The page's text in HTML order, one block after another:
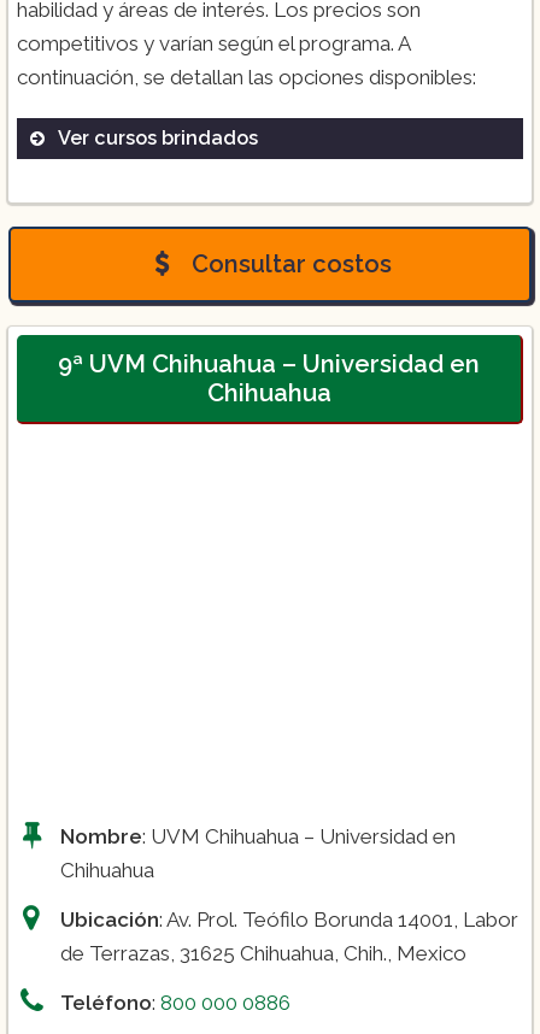
habilidad y áreas de interés. Los precios son
competitivos y varían según el programa. A
continuación, se detallan las opciones disponibles:
Ver cursos brindados
Curso de Cocina Internacional
Diplomado en Pastelería y Repostería
Curso de Cocina Mexicana
Clases de Cocina para Niños
Consultar costos
9ª UVM Chihuahua – Universidad en
Chihuahua
Nombre: UVM Chihuahua – Universidad en
Chihuahua
Ubicación: Av. Prol. Teófilo Borunda 14001, Labor
de Terrazas, 31625 Chihuahua, Chih., Mexico
Teléfono: 800 000 0886